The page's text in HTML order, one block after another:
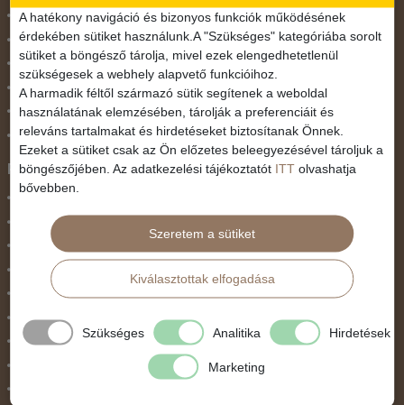
November 1.
Október 23.
Pünkösdi utazás
Szilveszter
Tavaszi szünet
Valentin nap
Programtípus
Belépőjegy
Egyéni út
Egzotikus út
Fesztiválok
Golfút
Gyalogtúra
A hatékony navigáció és bizonyos funkciók működésének
érdekében sütiket használunk.A "Szükséges" kategóriába sorolt
sütiket a böngésző tárolja, mivel ezek elengedhetetlenül
szükségesek a webhely alapvető funkcióihoz.
A harmadik féltől származó sütik segítenek a weboldal
használatának elemzésében, tárolják a preferenciáit és
releváns tartalmakat és hirdetéseket biztosítanak Önnek.
Ezeket a sütiket csak az Ön előzetes beleegyezésével tároljuk a
böngészőjében. Az adatkezelési tájékoztatót ITT olvashatja
bővebben.
Szeretem a sütiket
Kiválasztottak elfogadása
Szükséges Analitika Hirdetések
Marketing